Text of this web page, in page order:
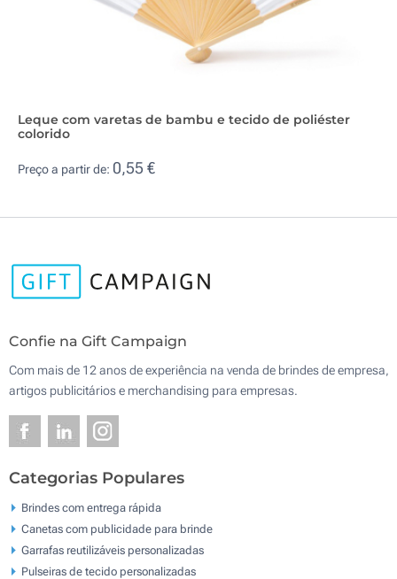
Leque com varetas de bambu e tecido de poliéster
colorido
Preço a partir de: 0,55 €
Confie na Gift Campaign
Com mais de 12 anos de experiência na venda de brindes de empresa,
artigos publicitários e merchandising para empresas.
Categorias Populares
Brindes com entrega rápida
Canetas com publicidade para brinde
Garrafas reutilizáveis personalizadas
Pulseiras de tecido personalizadas